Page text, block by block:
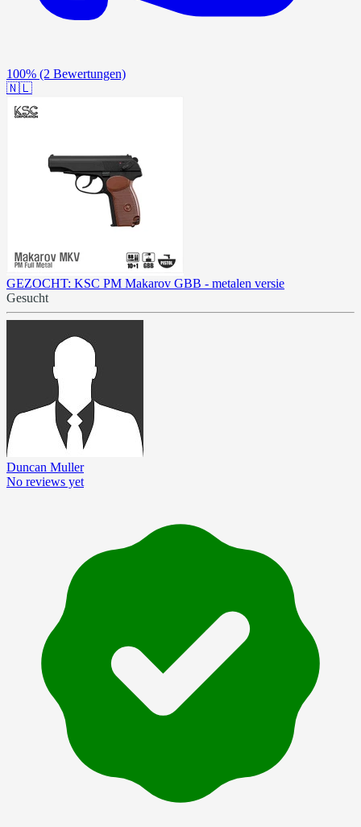
100% (2 Bewertungen)
🇳🇱
GEZOCHT: KSC PM Makarov GBB - metalen versie
Gesucht
Duncan Muller
No reviews yet